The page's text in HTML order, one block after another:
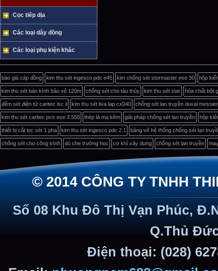
Cọc tiếp địa
Các loại dây đồng
Các loại phụ kiện khác
báo giá cáp đồng kim thu sét ingesco pdc e45 kim chống sét stormaster ese 30 hộp
kim thu sét bán kính bảo vệ 120m chống sét cho tàu thủy kim thu sét star hóa chất bột
đếm sét điện tử caritec lsc ii kim thu sét liva lap cx040 chống sét lan truyền duval
kim thu sét caritec pcs ese 3.550 thép lá mạ kẽm giải pháp chống sét lan truyền hộp
thiết bị cắt lọc sét 1 pha kim thu sét ingesco pdc 2.1 bảng vẽ hệ thống chống sét lan
chống sét cho công trình dù che trường học cơ khí xây dựng chống sét lan truyền
© 2014 CÔNG TY TNHH
Số 08 Khu Đô Thị Vạn Phúc,
Q.Thủ
Điện thoại: (028)